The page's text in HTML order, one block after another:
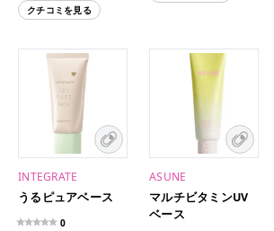
クチコミを見る
INTEGRATE
うるピュアベース
0
ASUNE
マルチビタミンUV
ベース